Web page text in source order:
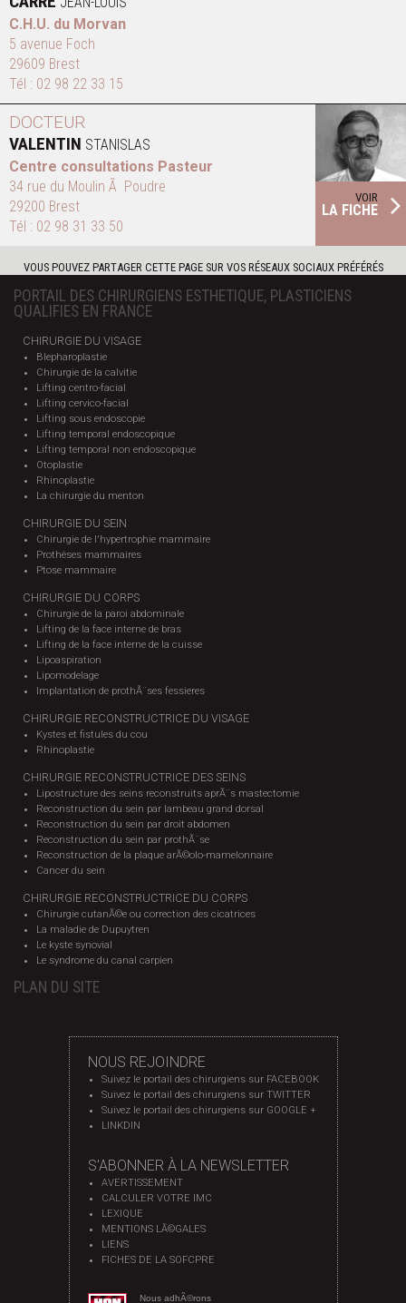
C.H.U. du Morvan
5 avenue Foch
29609 Brest
Tél : 02 98 22 33 15
DOCTEUR
VALENTIN STANISLAS
Centre consultations Pasteur
34 rue du Moulin Ã Poudre
29200 Brest
Tél : 02 98 31 33 50
VOIR
LA FICHE
VOUS POUVEZ PARTAGER CETTE PAGE SUR VOS RÉSEAUX SOCIAUX PRÉFÉRÉS
PORTAIL DES CHIRURGIENS ESTHETIQUE, PLASTICIENS
QUALIFIES EN FRANCE
CHIRURGIE DU VISAGE
Blepharoplastie
Chirurgie de la calvitie
Lifting centro-facial
Lifting cervico-facial
Lifting sous endoscopie
Lifting temporal endoscopique
Lifting temporal non endoscopique
Otoplastie
Rhinoplastie
La chirurgie du menton
CHIRURGIE DU SEIN
Chirurgie de l'hypertrophie mammaire
Prothèses mammaires
Ptose mammaire
CHIRURGIE DU CORPS
Chirurgie de la paroi abdominale
Lifting de la face interne de bras
Lifting de la face interne de la cuisse
Lipoaspiration
Lipomodelage
Implantation de prothÃ¨ses fessieres
CHIRURGIE RECONSTRUCTRICE DU VISAGE
Kystes et fistules du cou
Rhinoplastie
CHIRURGIE RECONSTRUCTRICE DES SEINS
Lipostructure des seins reconstruits aprÃ¨s mastectomie
Reconstruction du sein par lambeau grand dorsal
Reconstruction du sein par droit abdomen
Reconstruction du sein par prothÃ¨se
Reconstruction de la plaque arÃ©olo-mamelonnaire
Cancer du sein
CHIRURGIE RECONSTRUCTRICE DU CORPS
Chirurgie cutanÃ©e ou correction des cicatrices
La maladie de Dupuytren
Le kyste synovial
Le syndrome du canal carpien
PLAN DU SITE
NOUS REJOINDRE
Suivez le portail des chirurgiens sur FACEBOOK
Suivez le portail des chirurgiens sur TWITTER
Suivez le portail des chirurgiens sur GOOGLE +
LINKDIN
S'ABONNER À LA NEWSLETTER
AVERTISSEMENT
CALCULER VOTRE IMC
LEXIQUE
MENTIONS LÃ©GALES
LIENS
FICHES DE LA SOFCPRE
Nous adhÃ©rons